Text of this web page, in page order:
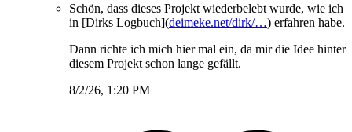
Schön, dass dieses Projekt wiederbelebt wurde, wie ich
in [Dirks Logbuch](deimeke.net/dirk/…) erfahren habe.
Dann richte ich mich hier mal ein, da mir die Idee hinter
diesem Projekt schon lange gefällt.
8/2/26, 1:20 PM